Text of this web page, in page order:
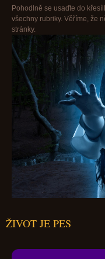
Pohodlně se usaďte do
všechny rubriky. Věříme, že
stránky.
ŽIVOT JE PES